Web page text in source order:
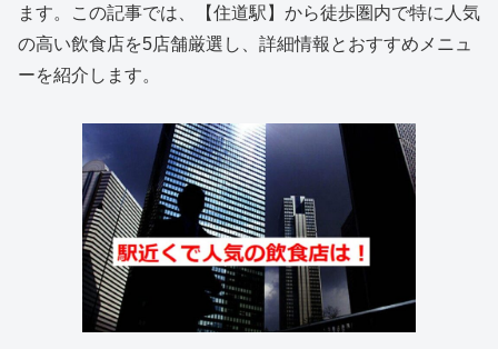
ます。この記事では、【住道駅】から徒歩圏内で特に人気
の高い飲食店を5店舗厳選し、詳細情報とおすすめメニュ
ーを紹介します。